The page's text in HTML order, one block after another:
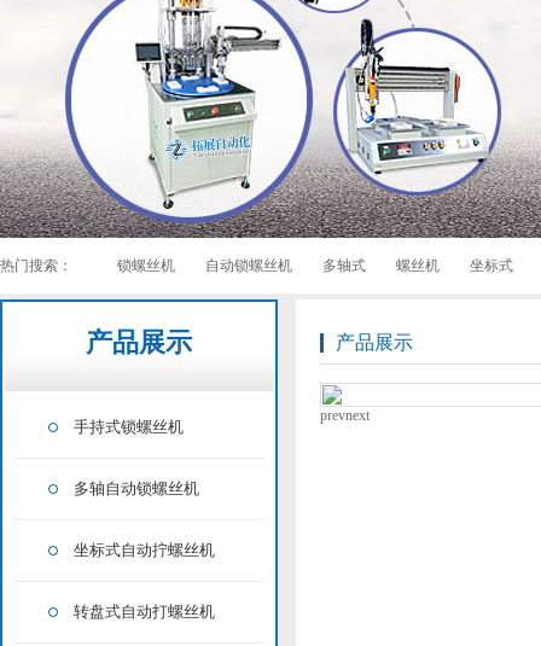
热门搜索： 锁螺丝机 自动锁螺丝机 多轴式 螺丝机 坐标式
产品展示
手持式锁螺丝机
多轴自动锁螺丝机
坐标式自动拧螺丝机
转盘式自动打螺丝机
产品展示
prevnext